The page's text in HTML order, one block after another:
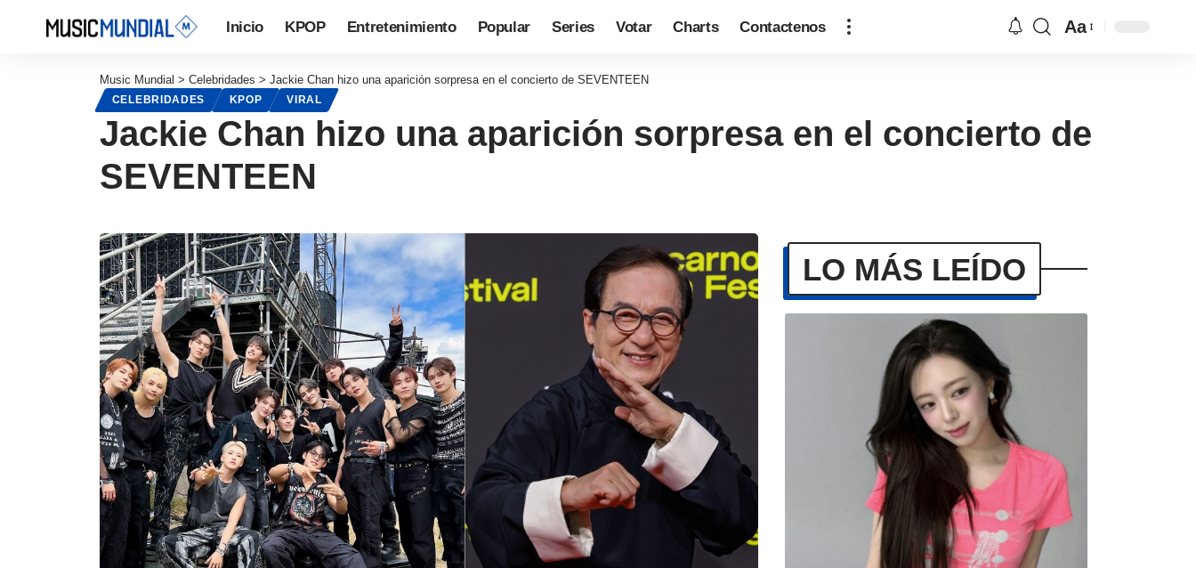
Inicio KPOP Entretenimiento Popular Series Votar Charts Contactenos Aa
Music Mundial > Celebridades > Jackie Chan hizo una aparición sorpresa en el concierto de SEVENTEEN
CELEBRIDADES KPOP VIRAL
Jackie Chan hizo una aparición sorpresa en el concierto de
SEVENTEEN
LO MÁS LEÍDO